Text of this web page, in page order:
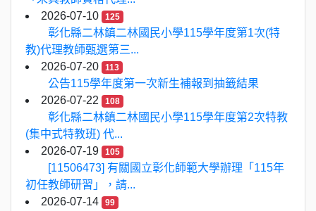
2026-07-10
125
彰化縣二林鎮二林國民小學115學年度第1次(特
教)代理教師甄選第三...
2026-07-20
113
公告115學年度第一次新生補報到抽籤結果
2026-07-22
108
彰化縣二林鎮二林國民小學115學年度第2次特教
(集中式特教班) 代...
2026-07-19
105
[11506473] 有關國立彰化師範大學辦理「115年
初任教師研習」，請...
2026-07-14
99